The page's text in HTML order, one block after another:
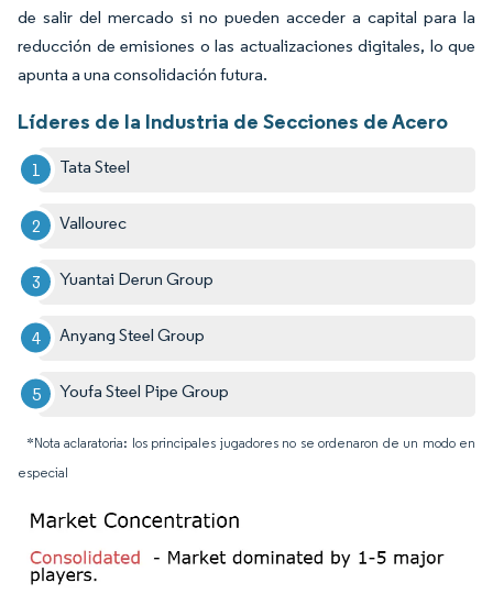
de salir del mercado si no pueden acceder a capital para la
reducción de emisiones o las actualizaciones digitales, lo que
apunta a una consolidación futura.
Líderes de la Industria de Secciones de Acero
Tata Steel
Vallourec
Yuantai Derun Group
Anyang Steel Group
Youfa Steel Pipe Group
*Nota aclaratoria: los principales jugadores no se ordenaron de un modo en
especial